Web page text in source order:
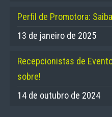
Perfil de Promotora:
13 de janeiro de 2025
Recepcionistas de
sobre!
14 de outubro de 2024